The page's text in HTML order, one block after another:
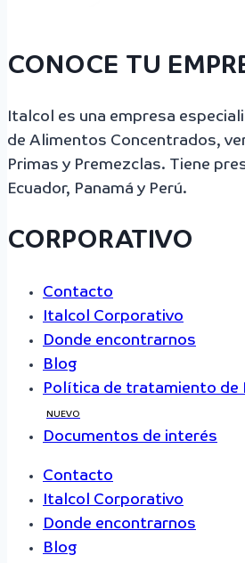
CONOCE TU
Italcol es una empresa
de Alimentos Concentrados,
Primas y Premezclas. Tiene
Ecuador, Panamá y Perú.
CORPORATIVO
Contacto
Italcol Corporativo
Donde encontrarnos
Blog
Política de tratamiento de
NUEVO
Documentos de interés
Contacto
Italcol Corporativo
Donde encontrarnos
Blog